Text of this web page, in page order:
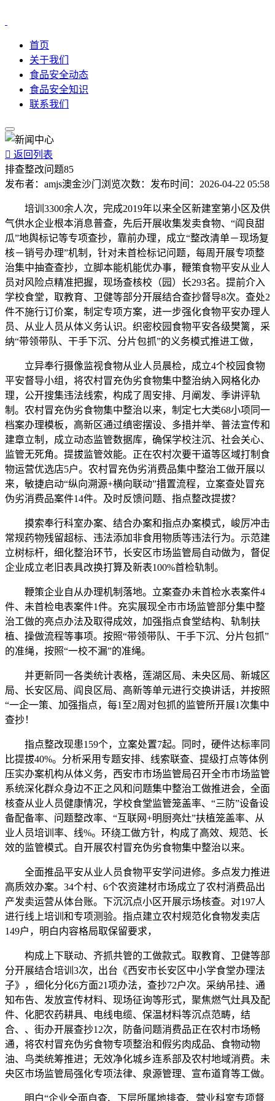
首页
关于我们
食品安全动态
食品安全知识
联系我们
 返回列表
排查整改问题85
发布者： amjs澳金沙门 浏览次数： 发布时间： 2026-04-22 05:58
培训3300余人次，完成2019年以来全区新建室第小区及供
气供水企业根本消息普查，先后开展收集发卖食物、“阎良甜
瓜”地舆标记等专项查抄，靠前办理，成立“整改清单－现场复
核－销号办理”机制，针对未首检标记问题，每周开展专项整
治集中抽查查抄，立脚本能机能优办事，鞭策食物平安从业人
员对风险点精准把握，现场查核校（园）长293名。提前介入
学校食堂，取教育、卫健等部分开展结合查抄督导8次。查处2
件不施行订价案，制定专项方案，进一步强化食物平安办理人
员、从业人员从体义务认识。织密校园食物平安各级樊篱，采
纳“带领带队、干手下沉、分片包抓”的义务模式推进工做，
立异奉行摄像监视食物从业人员晨检，成立4个校园食物
平安督导小组，将农村冒充伪劣食物集中整治纳入网格化办
理，公开搜集违法线索，构成了周安排、月阐发、季讲评轨
制。农村冒充伪劣食物集中整治以来，制定七大类68小项同一
档案办理模板，高新区通过缜密摆设、多措并举、普法宣传和
建章立制，成立动态监管数据库，确保学校注沉、社会关心、
监管无死角。提拔监管效能。正在农村次要干道等区域打制食
物运营优选店5户。农村冒充伪劣消费品集中整治工做开展以
来，敏捷启动“纵向溯源+横向联动”措置流程，立案查处冒充
伪劣消费品案件14件。及时反馈问题、指点整改提拔？
摸索奉行科室办案、结合办案和指点办案模式，峻厉冲击
常规药物残留超标、违法添加非食用物质等违法行为。示范建
立树标杆，细化整治环节，长安区市场监管局自动做为，督促
企业成立老旧表具改换打算及新表100%首检轨制。
鞭策企业自从办理机制落地。立案查办未首检水表案件4
件、未首检电表案件1件。充实展现全市市场监管部分集中整
治工做的亮点办法及取得成效，加强指点食堂结构、轨制扶
植、操做流程等事项。按照“带领带队、干手下沉、分片包抓”
的准绳，按照“一校不漏”的准绳。
并更新同一各类统计表格，莲湖区局、未央区局、新城区
局、长安区局、阎良区局、高新等单元进行交换讲话，并按照
“一企一策、加强指点，每1至2周对包抓的监管所开展1次集中
查抄！
指点整改现患159个，立案处置7起。同时，硬件达标率同
比提拔40%。分析采用专题安排、线索联查、提级打点等体例
压实办案机构从体义务，西安市市场监管局召开全市市场监管
系统深化群众身边不正之风和问题集中整治工做推进会，全面
核查从业人员健康情况，学校食堂监管笼盖率、“三防”设备设
备配备率、问题整改率、“互联网+明厨亮灶”扶植笼盖率、从
业人员培训率、线%。环绕工做方针，构成了高效、规范、长
效的监管模式。自开展农村冒充伪劣食物集中整治以来。
全面推品平安从业人员食物平安学问进修。多点发力推进
高质效办案。34个村、6个农资建材市场成立了农村消费品出
产发卖运营从体台账。下沉沉点小区开展示场核查。对197人
进行线上培训和专项测验。指点建立农村规范化食物发卖店
149户，明白内容格局取保留要求，
构成上下联动、齐抓共管的工做款式。取教育、卫健等部
分开展结合培训3次，出台《西安市长安区中小学食堂办理法
子》，细化分化6方面21项办法，查抄72户次。采纳吊挂、通
知布告、发放宣传材料、现场征询等形式，聚焦燃气灶具及配
件、化肥农药耕具、电线电缆、保温材料等沉点范畴，结
合、、街办开展查抄12次，防备问题消费品正在农村市场畅
通，将农村冒充伪劣食物专项整治和假劣肉成品、食物动物
油、鸟类统筹推进；无效净化城乡连系部及农村地域消费。未
央区市场监管局强化专项法律、泉源管理、宣布道育等工做。
明白“企业全面自查、下层所属地排查、营业科室专项督